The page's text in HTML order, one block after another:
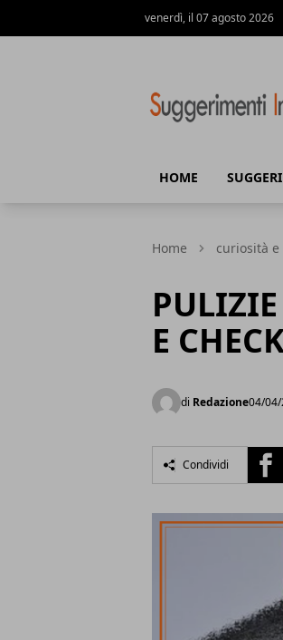
venerdì, il 07 agosto 2026
HOME
Home curiosità
E
di Redazione04/
Condividi